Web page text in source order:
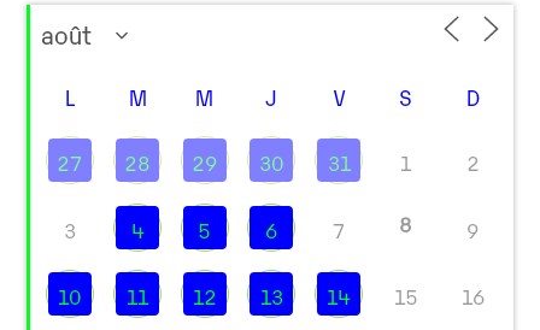
L M M J V S D
27 28 29 30 31 1 2
3 4 5 6 7 8 9
10 11 12 13 14 15 16